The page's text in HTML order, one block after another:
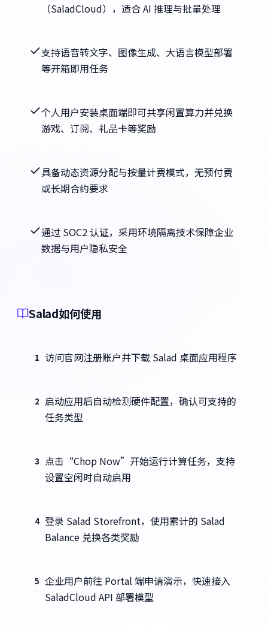
（SaladCloud），适合 AI 推理与批量处理
支持语音转文字、图像生成、大语言模型部署
等开箱即用任务
个人用户安装桌面端即可共享闲置算力并兑换
游戏、订阅、礼品卡等奖励
具备动态资源分配与按量计费模式，无预付费
或长期合约要求
通过 SOC2 认证，采用环境隔离技术保障企业
数据与用户隐私安全
Salad如何使用
1 访问官网注册账户并下载 Salad 桌面应用程序
2 启动应用后自动检测硬件配置，确认可支持的
任务类型
3
点击“Chop Now”开始运行计算任务，支持
设置空闲时自动启用
4 登录 Salad Storefront，使用累计的 Salad
Balance 兑换各类奖励
5 企业用户前往 Portal 端申请演示，快速接入
SaladCloud API 部署模型